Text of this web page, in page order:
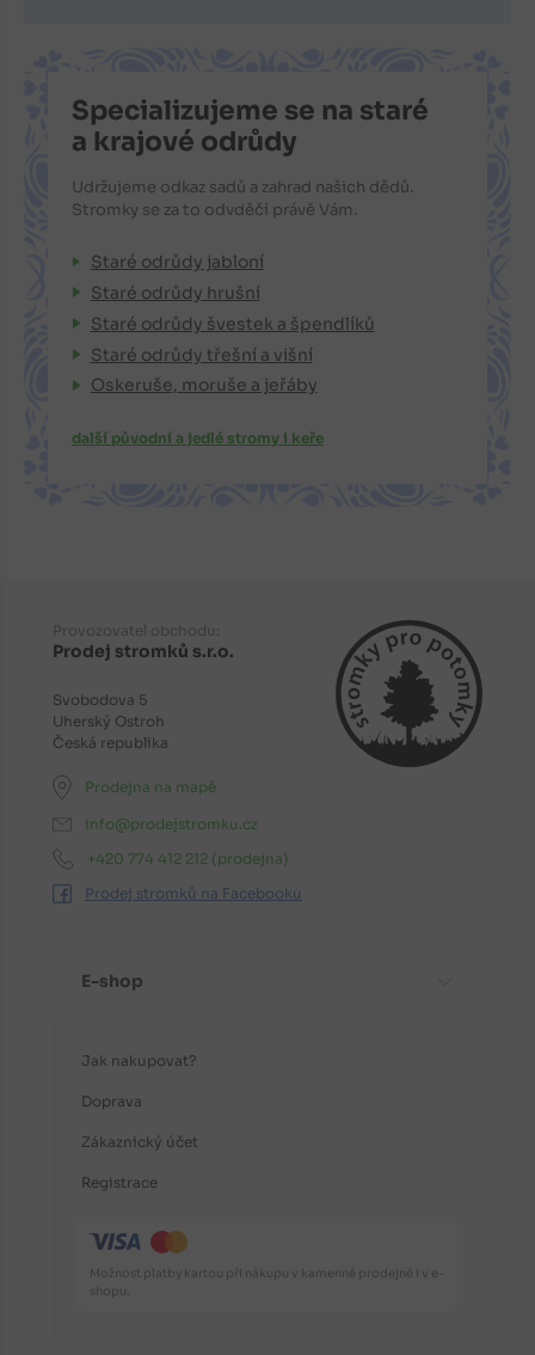
Specializujeme se na staré
a krajové odrůdy
Udržujeme odkaz sadů a zahrad našich dědů.
Stromky se za to odvděčí právě Vám.
Staré odrůdy jabloní
Staré odrůdy hrušní
Staré odrůdy švestek a špendlíků
Staré odrůdy třešní a višní
Oskeruše, moruše a jeřáby
další původní a jedlé stromy i keře
Provozovatel obchodu:
Prodej stromků s.r.o.
Svobodova 5
Uherský Ostroh
Česká republika
Prodejna na mapě
info@prodejstromku.cz
+420 774 412 212 (prodejna)
Prodej stromků na Facebooku
E-shop
Jak nakupovat?
Doprava
Zákaznický účet
Registrace
Možnost platby kartou při nákupu v kamenné prodejně i v e-
shopu.